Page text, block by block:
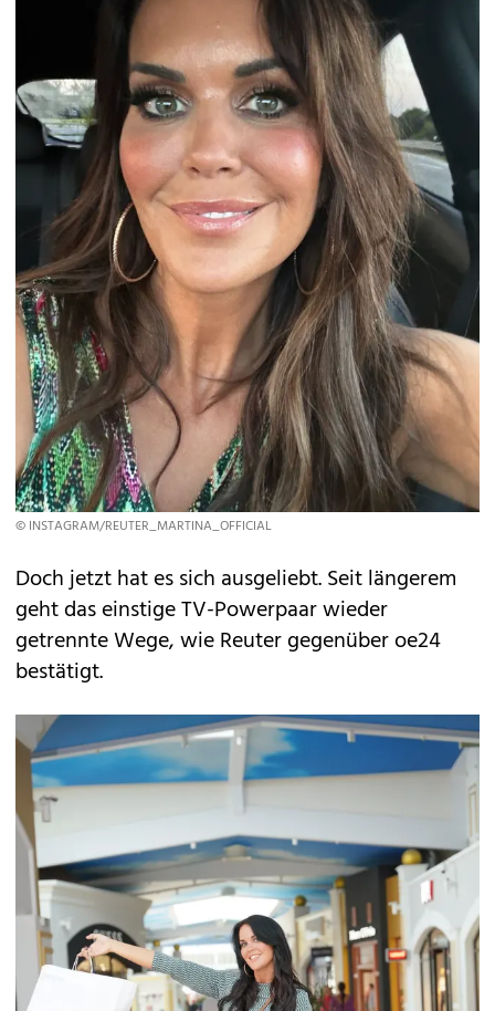
© INSTAGRAM/REUTER_MARTINA_OFFICIAL
Doch jetzt hat es sich ausgeliebt. Seit längerem
geht das einstige TV-Powerpaar wieder
getrennte Wege, wie Reuter gegenüber oe24
bestätigt.